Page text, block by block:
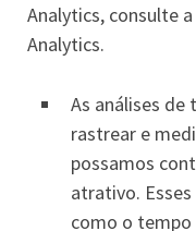
Analytics, consulte
Analytics.
As análises de
rastrear e
possamos
atrativo.
como o tempo